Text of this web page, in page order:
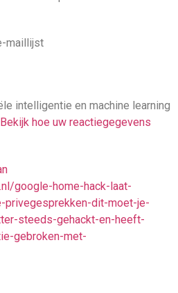
maillijst
intelligentie en machine learning
Bekijk hoe uw reactiegegevens
google-home-hack-laat-
privegesprekken-dit-moet-je-
steeds-gehackt-en-heeft-
gebroken-met-